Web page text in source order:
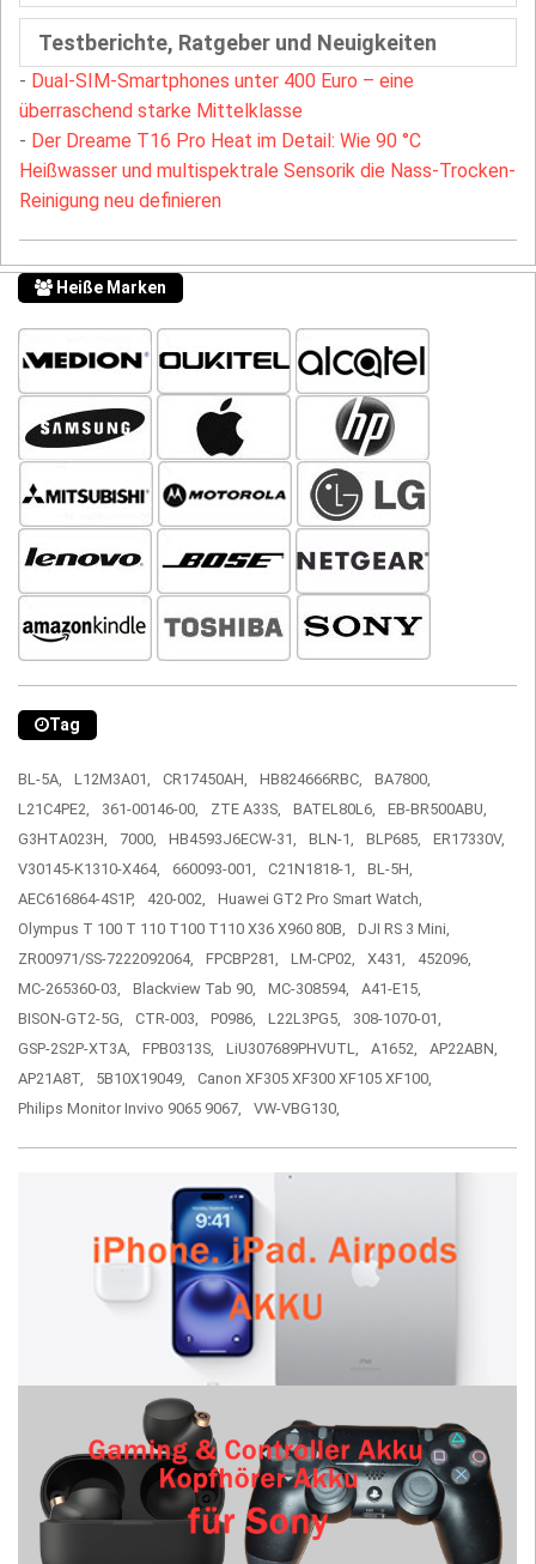
Testberichte, Ratgeber und Neuigkeiten
- Dual-SIM-Smartphones unter 400 Euro – eine
überraschend starke Mittelklasse
- Der Dreame T16 Pro Heat im Detail: Wie 90 °C
Heißwasser und multispektrale Sensorik die Nass-Trocken-
Reinigung neu definieren
Heiße Marken
Tag
BL-5A, L12M3A01, CR17450AH, HB824666RBC,
BA7800,
L21C4PE2,
361-00146-00, ZTE A33S, BATEL80L6,
EB-BR500ABU,
G3HTA023H,
7000, HB4593J6ECW-31, BLN-1, BLP685,
ER17330V,
V30145-K1310-X464,
660093-001, C21N1818-1,
BL-5H,
AEC616864-4S1P,
420-002,
Huawei GT2 Pro Smart Watch,
Olympus T 100 T 110 T100 T110 X36 X960 80B,
DJI RS 3 Mini,
ZR00971/SS-7222092064,
FPCBP281, LM-CP02, X431,
452096,
MC-265360-03,
Blackview Tab 90, MC-308594,
A41-E15,
BISON-GT2-5G,
CTR-003, P0986, L22L3PG5,
308-1070-01,
GSP-2S2P-XT3A,
FPB0313S, LiU307689PHVUTL, A1652,
AP22ABN,
AP21A8T,
5B10X19049,
Canon XF305 XF300 XF105 XF100,
Philips Monitor Invivo 9065 9067,
VW-VBG130,